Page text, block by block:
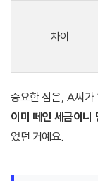
차이
중요한 점은, A씨가
이미 떼인 세금이니
었던 거예요.